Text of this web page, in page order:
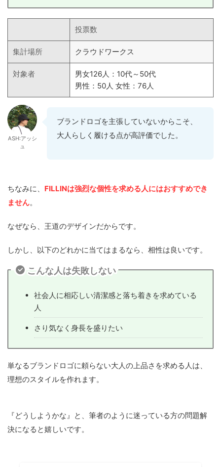
投票数
集計場所 クラウドワークス
対象者
男女126人：10代～50代
男性：50人 女性：76人
ASH:アッシ
ュ
ブランドロゴを主張していないからこそ、
大人らしく履ける点が高評価でした。
ちなみに、 FILLINは強烈な個性を求める人にはおすすめでき
ません。
なぜなら、王道のデザインだからです。
しかし、以下のどれかに当てはまるなら、相性は良いです。
こんな人は失敗しない
社会人に相応しい清潔感と落ち着きを求めている
人
さり気なく身長を盛りたい
単なるブランドロゴに頼らない大人の上品さを求める人は、
理想のスタイルを作れます。
『どうしようかな』と、筆者のように迷っている方の問題解
決になると嬉しいです。